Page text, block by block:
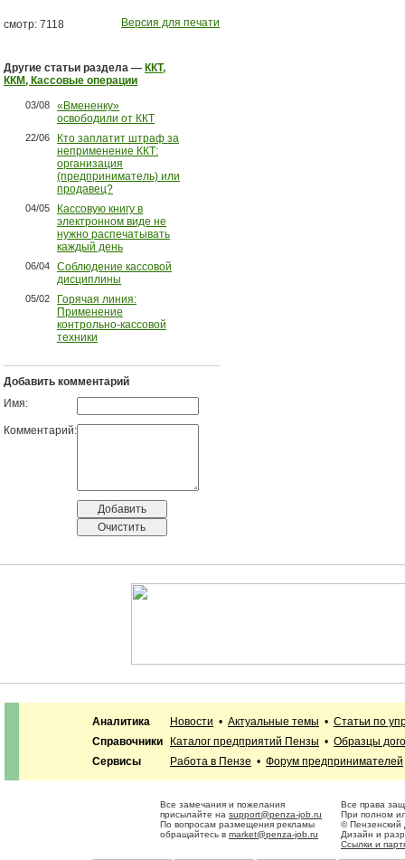
смотр: 7118 Версия для печати
Другие статьи раздела — ККТ,
ККМ, Кассовые операции
03/08
«Вмененку»
освободили от ККТ
22/06
Кто заплатит штраф за
неприменение ККТ:
организация
(предприниматель) или
продавец?
04/05
Кассовую книгу в
электронном виде не
нужно распечатывать
каждый день
06/04
Соблюдение кассовой
дисциплины
05/02
Горячая линия:
Применение
контрольно-кассовой
техники
Добавить комментарий
Имя:
Комментарий:
Аналитика Новости • Актуальные темы • Статьи по
Справочники
Каталог предприятий Пензы • Образцы
Сервисы
Работа в Пензе • Форум предпринимателей
Все замечания и пожелания
присылайте на support@penza-job.ru
По вопросам размещения рекламы
обращайтесь в market@penza-job.ru
Все права
При полном
©
Дизайн и
Ссылки и